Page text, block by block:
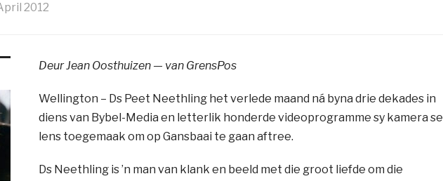
2012
Deur Jean Oosthuizen — van GrensPos
Wellington – Ds Peet Neethling het verlede maand ná byna drie dekades in
diens van Bybel-Media en letterlik honderde videoprogramme sy kamera se
lens toegemaak om op Gansbaai te gaan aftree.
Ds Neethling is ’n man van klank en beeld met die groot liefde om die